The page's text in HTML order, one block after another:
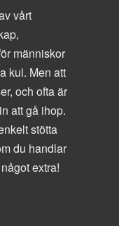
vårt
människor
kul. Men att
och ofta är
att gå ihop.
stötta
du handlar
extra!